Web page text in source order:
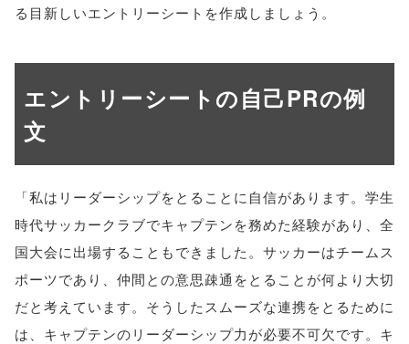
る目新しいエントリーシートを作成しましょう。
エントリーシートの自己PRの例
文
「私はリーダーシップをとることに自信があります。学生
時代サッカークラブでキャプテンを務めた経験があり、全
国大会に出場することもできました。サッカーはチームス
ポーツであり、仲間との意思疎通をとることが何より大切
だと考えています。そうしたスムーズな連携をとるために
は、キャプテンのリーダーシップ力が必要不可欠です。キ